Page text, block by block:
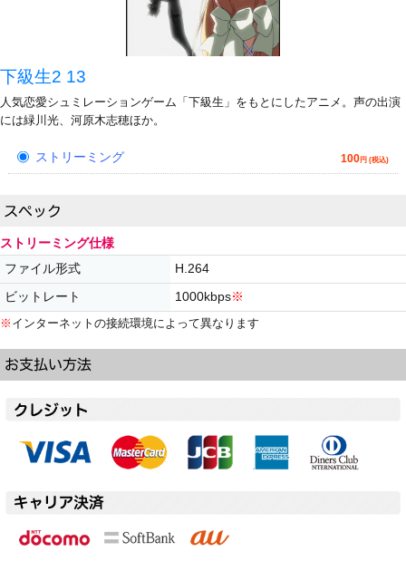
下級生2 13
人気恋愛シュミレーションゲーム「下級生」をもとにしたアニメ。声の出演
には緑川光、河原木志穂ほか。
ストリーミング 100円 (税込)
ストリーミング仕様
ファイル形式 H.264
ビットレート 1000kbps※
※ インターネットの接続環境によって異なります